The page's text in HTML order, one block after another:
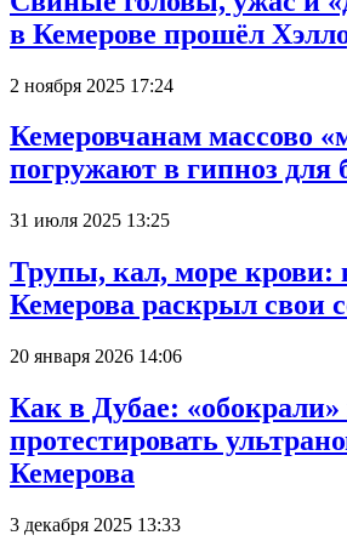
в Кемерове прошёл
2 ноября 2025 17:24
Кемеровчанам массово
погружают в гипноз для
31 июля 2025 13:25
Трупы, кал, море крови:
Кемерова раскрыл свои
20 января 2026 14:06
Как в Дубае:
протестировать
Кемерова
3 декабря 2025 13:33